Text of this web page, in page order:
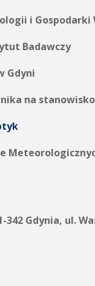
i Gospodarki
Badawczy
Gdyni
na
342 Gdynia, ul.